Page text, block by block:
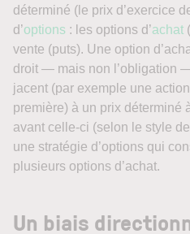
déterminé (le prix d’exercice
d’options : les options d’achat
vente (puts). Une option
droit — mais non l’obligation
jacent (par exemple une
première) à un prix déterminé
avant celle-ci (selon le style
une stratégie d’options qui
plusieurs options d’achat.
Un biais